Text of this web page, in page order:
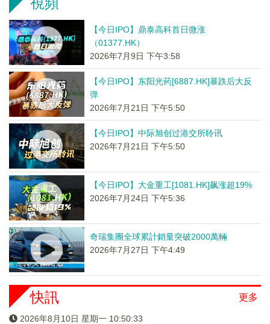
【今日IPO】鼎泰高科首日微涨
（01377.HK）
2026年7月9日 下午3:58
【今日IPO】东阳光药[6887.HK]暴跌后大反
弹
2026年7月21日 下午5:50
【今日IPO】中际旭创过港交所聆讯
2026年7月21日 下午5:50
【今日IPO】大金重工[1081.HK]飙涨超19%
2026年7月24日 下午5:36
奇瑞集團全球累計銷量突破2000萬輛
2026年7月27日 下午4:49
更多
快訊
2026年8月10日 星期一 10:50:33